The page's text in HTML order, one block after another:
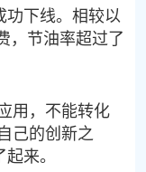
功下线。相较以
，节油率超过了
用，不能转化
己的创新之
来。